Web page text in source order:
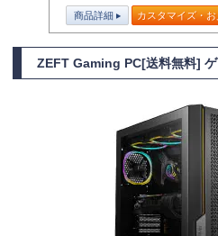
商品詳細 カスタマイズ・
ZEFT Gaming PC[送料無料]